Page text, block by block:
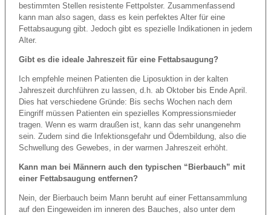
bestimmten Stellen resistente Fettpolster. Zusammenfassend
kann man also sagen, dass es kein perfektes Alter für eine
Fettabsaugung gibt. Jedoch gibt es spezielle Indikationen in jedem
Alter.
Gibt es die ideale Jahreszeit für eine Fettabsaugung?
Ich empfehle meinen Patienten die Liposuktion in der kalten
Jahreszeit durchführen zu lassen, d.h. ab Oktober bis Ende April.
Dies hat verschiedene Gründe: Bis sechs Wochen nach dem
Eingriff müssen Patienten ein spezielles Kompressionsmieder
tragen. Wenn es warm draußen ist, kann das sehr unangenehm
sein. Zudem sind die Infektionsgefahr und Ödembildung, also die
Schwellung des Gewebes, in der warmen Jahreszeit erhöht.
Kann man bei Männern auch den typischen “Bierbauch” mit
einer Fettabsaugung entfernen?
Nein, der Bierbauch beim Mann beruht auf einer Fettansammlung
auf den Eingeweiden im inneren des Bauches, also unter dem